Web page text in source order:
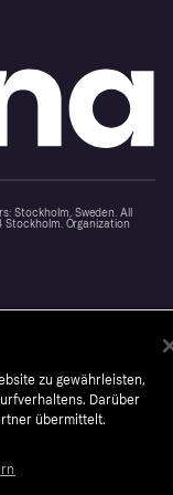
Stockholm, Sweden. All
Stockholm. Organization
zu gewährleisten,
Darüber
übermittelt.